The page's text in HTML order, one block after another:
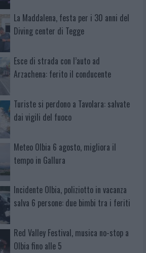
La Maddalena, festa per i 30 anni del
Diving center di Tegge
Esce di strada con l’auto ad
Arzachena: ferito il conducente
Turiste si perdono a Tavolara: salvate
dai vigili del fuoco
Meteo Olbia 6 agosto, migliora il
tempo in Gallura
Incidente Olbia, poliziotto in vacanza
salva 6 persone: due bimbi tra i feriti
Red Valley Festival, musica no-stop a
Olbia fino alle 5